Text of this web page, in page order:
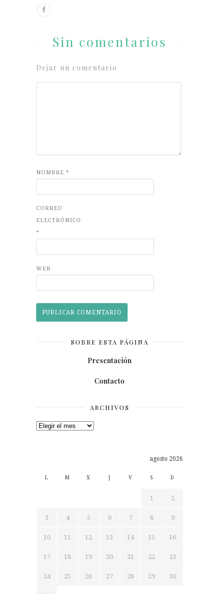
Sin comentarios
Dejar un comentario
NOMBRE *
CORREO
ELECTRÓNICO
*
WEB
SOBRE ESTA PÁGINA
Presentación
Contacto
ARCHIVOS
Archivos
agosto 2026
L M X J V S D
1 2
3 4 5 6 7 8 9
10 11 12 13 14 15 16
17 18 19 20 21 22 23
24 25 26 27 28 29 30